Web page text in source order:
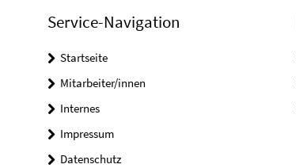
Service-Navigation
Startseite
Mitarbeiter/innen
Internes
Impressum
Datenschutz